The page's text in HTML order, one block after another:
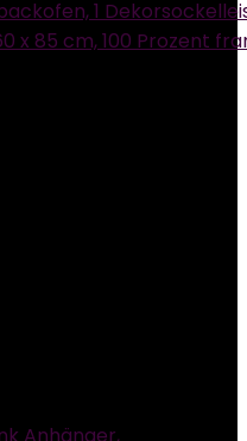
1
x 85 cm, 100 Prozent